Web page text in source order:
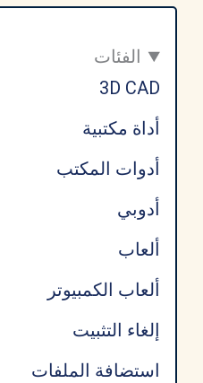
مفعل
الحياة
الفئات
3D CAD
أداة مكتبية
أدوات المكتب
أدوبي
ألعاب
ألعاب الكمبيوتر
إلغاء التثبيت
استضافة الملفات